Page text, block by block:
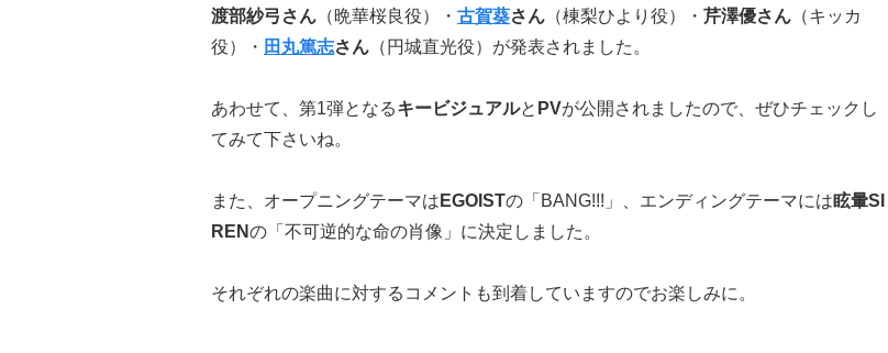
渡部紗弓さん （晩華桜良役）・ 古賀葵さん （棟梨ひより役）・ 芹澤優さん （キッカ
役）・ 田丸篤志さん （円城直光役）が発表されました。
あわせて、第1弾となるキービジュアルと PVが公開されましたので、ぜひチェックし
てみて下さいね。
また、オープニングテーマは EGOISTの「BANG!!!」、エンディングテーマには眩暈SI
RENの「不可逆的な命の肖像」に決定しました。
それぞれの楽曲に対するコメントも到着していますのでお楽しみに。